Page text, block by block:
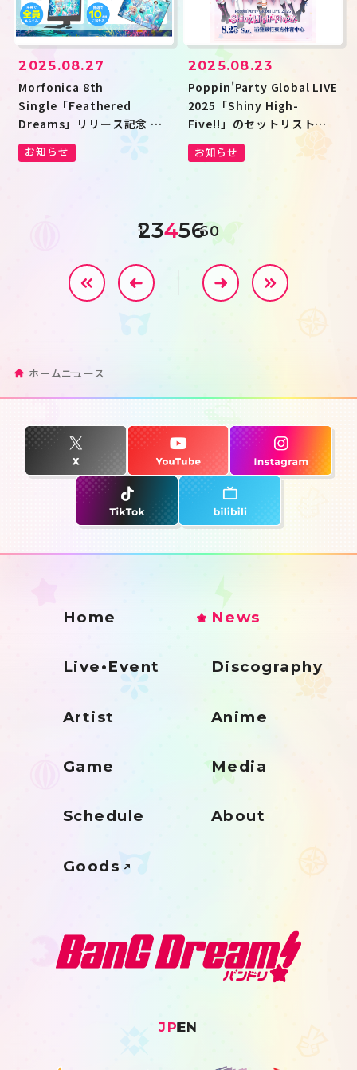
2025.08.27
お知らせ
Morfonica 8th
Single「Feathered
Dreams」リリース記念 楽
曲ダウンロードキャンペー
ン開催！
2025.08.23
お知らせ
Poppin'Party Global LIVE
2025「Shiny High-
Five!!」のセットリストプ
レイリストを公開！
1
2345660
ホームニュース
Home News
Live•Event Discography
Artist Anime
Game Media
Schedule About
Goods
JPEN